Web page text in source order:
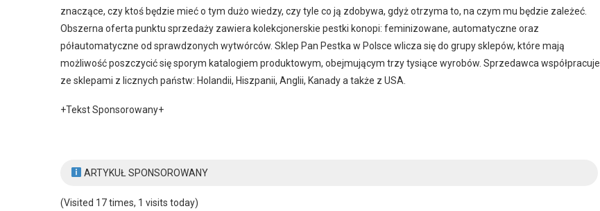
znaczące, czy ktoś będzie mieć o tym dużo wiedzy, czy tyle co ją zdobywa, gdyż otrzyma to, na czym mu będzie zależeć.
Obszerna oferta punktu sprzedaży zawiera kolekcjonerskie pestki konopi: feminizowane, automatyczne oraz
półautomatyczne od sprawdzonych wytwórców. Sklep Pan Pestka w Polsce wlicza się do grupy sklepów, które mają
możliwość poszczycić się sporym katalogiem produktowym, obejmującym trzy tysiące wyrobów. Sprzedawca współpracuje
ze sklepami z licznych państw: Holandii, Hiszpanii, Anglii, Kanady a także z USA.
+Tekst Sponsorowany+
ARTYKUŁ SPONSOROWANY
(Visited 17 times, 1 visits today)